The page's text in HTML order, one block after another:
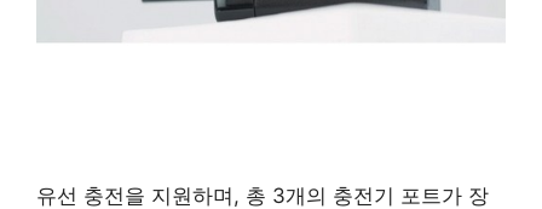
유선 충전을 지원하며, 총 3개의 충전기 포트가 장